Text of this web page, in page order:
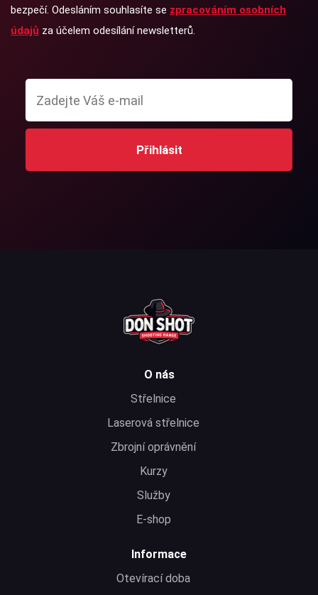
bezpečí. Odesláním souhlasíte se zpracováním osobních
údajů za účelem odesílání newsletterů.
Přihlásit
O nás
Střelnice
Laserová střelnice
Zbrojní oprávnění
Kurzy
Služby
E-shop
Informace
Otevírací doba